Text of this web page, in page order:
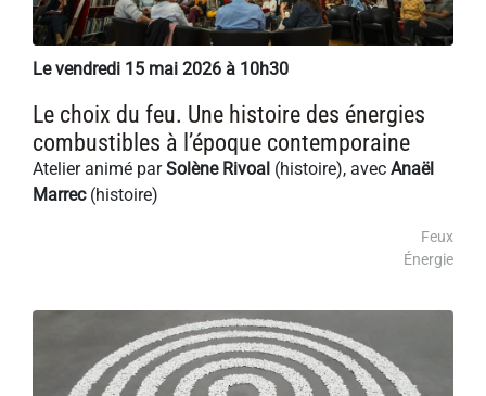
Le vendredi 15 mai 2026 à 10h30
Le choix du feu. Une histoire des énergies
combustibles à l’époque contemporaine
Atelier animé parSolène Rivoal (histoire), avec Anaël
Marrec(histoire)
Feux
Énergie